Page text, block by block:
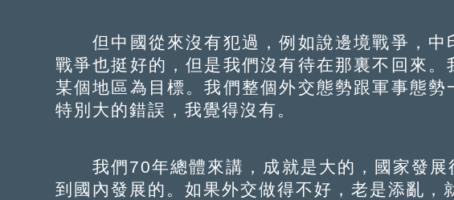
但中國從來沒有犯過，例如說邊境戰爭，中
戰爭也挺好的，但是我們沒有待在那裏不回來。
某個地區為目標。我們整個外交態勢跟軍事態
特別大的錯誤，我覺得沒有。
我們70年總體來講，成就是大的，國家發展
到國內發展的。如果外交做得不好，老是添亂，